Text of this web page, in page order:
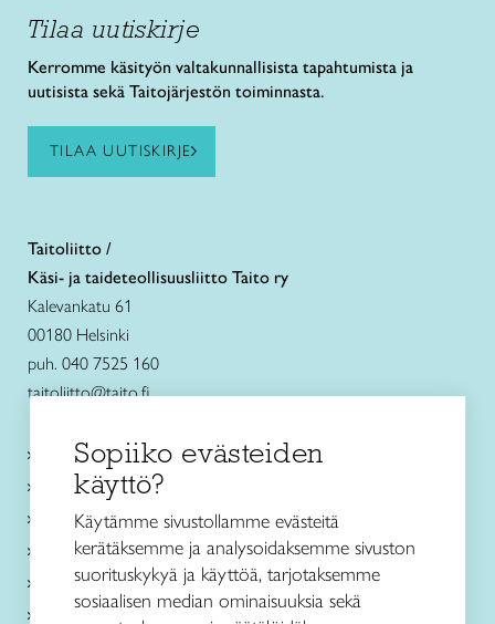
Tilaa uutiskirje
Kerromme käsityön valtakunnallisista tapahtumista ja
uutisista sekä Taitojärjestön toiminnasta.
TILAA UUTISKIRJE
Taitoliitto /
Käsi- ja taideteollisuusliitto Taito ry
Kalevankatu 61
00180 Helsinki
puh. 040 7525 160
taitoliitto@taito.fi
Käsityökurssit ja koulutus
Ajankohtaista
Käsityöohjeet
Me olemme Taito
Paikallinen toiminta
Verkkokaupat
Sopiiko evästeiden
käyttö?
Käytämme sivustollamme evästeitä
kerätäksemme ja analysoidaksemme sivuston
suorituskykyä ja käyttöä, tarjotaksemme
sosiaalisen median ominaisuuksia sekä